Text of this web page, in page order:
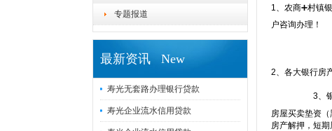
专题报道
最新资讯 New
寿光无套路办理银行贷款
寿光企业流水信用贷款
1、农商➕村镇
户咨询办理！
2、各大银行房
3、银行贷
房屋买卖垫资（
房产解押，短